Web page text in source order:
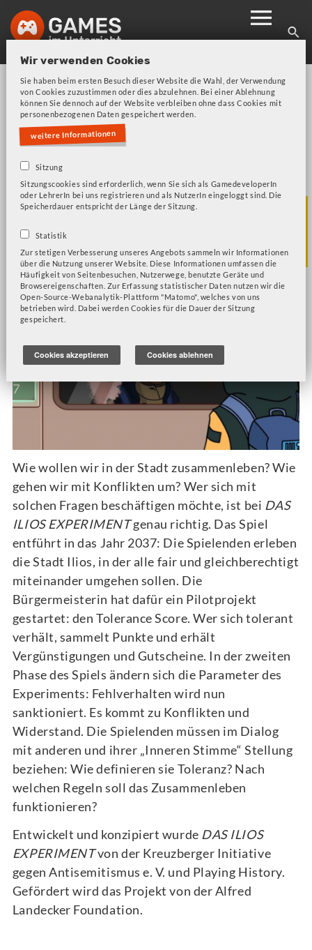
Skip
to
navigation
Fehlermeldung
Bitte beachten Sie unsere Frage zu Cookies!
Das Ilios
Experiment
Wir verwenden Cookies
Sie haben beim ersten Besuch dieser Website die Wahl, der Verwendung
von Cookies zuzustimmen oder dies abzulehnen. Bei einer Ablehnung
können Sie dennoch auf der Website verbleiben ohne dass Cookies mit
personenbezogenen Daten gespeichert werden.
weitere Informationen
Sitzung
Sitzungscookies sind erforderlich, wenn Sie sich als GamedeveloperIn
oder LehrerIn bei uns registrieren und als NutzerIn eingeloggt sind. Die
Speicherdauer entspricht der Länge der Sitzung.
Statistik
Zur stetigen Verbesserung unseres Angebots sammeln wir Informationen
über die Nutzung unserer Website. Diese Informationen umfassen die
Häufigkeit von Seitenbesuchen, Nutzerwege, benutzte Geräte und
Browsereigenschaften. Zur Erfassung statistischer Daten nutzen wir die
Open-Source-Webanalytik-Plattform "Matomo", welches von uns
betrieben wird. Dabei werden Cookies für die Dauer der Sitzung
gespeichert.
Cookies akzeptieren Cookies ablehnen
Wie wollen wir in der Stadt zusammenleben? Wie
gehen wir mit Konflikten um? Wer sich mit
solchen Fragen beschäftigen möchte, ist bei DAS
ILIOS EXPERIMENTgenau richtig. Das Spiel
entführt in das Jahr 2037: Die Spielenden erleben
die Stadt Ilios, in der alle fair und gleichberechtigt
miteinander umgehen sollen. Die
Bürgermeisterin hat dafür ein Pilotprojekt
gestartet: den Tolerance Score. Wer sich tolerant
verhält, sammelt Punkte und erhält
Vergünstigungen und Gutscheine. In der zweiten
Phase des Spiels ändern sich die Parameter des
Experiments: Fehlverhalten wird nun
sanktioniert. Es kommt zu Konflikten und
Widerstand. Die Spielenden müssen im Dialog
mit anderen und ihrer „Inneren Stimme“ Stellung
beziehen: Wie definieren sie Toleranz? Nach
welchen Regeln soll das Zusammenleben
funktionieren?
Entwickelt und konzipiert wurde DAS ILIOS
EXPERIMENTvon der Kreuzberger Initiative
gegen Antisemitismus e. V. und Playing History.
Gefördert wird das Projekt von der Alfred
Landecker Foundation.